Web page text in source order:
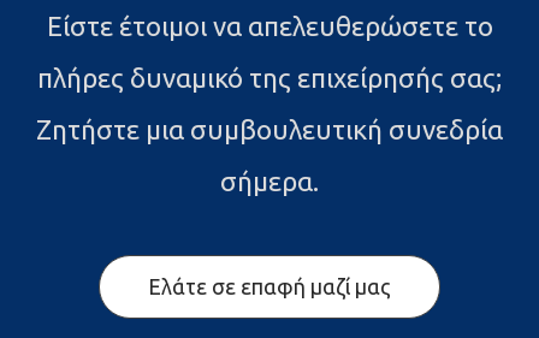
Είστε έτοιμοι να απελευθερώσετε το
πλήρες δυναμικό της επιχείρησής σας;
Ζητήστε μια συμβουλευτική συνεδρία
σήμερα.
Ελάτε σε επαφή μαζί μας